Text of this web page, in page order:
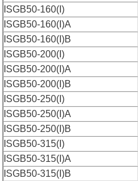
ISGB50-160(I)
ISGB50-160(I)A
ISGB50-160(I)B
ISGB50-200(I)
ISGB50-200(I)A
ISGB50-200(I)B
ISGB50-250(I)
ISGB50-250(I)A
ISGB50-250(I)B
ISGB50-315(I)
ISGB50-315(I)A
ISGB50-315(I)B